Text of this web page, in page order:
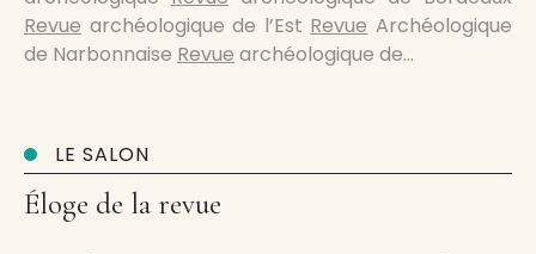
Revue archéologique de l’Est Revue Archéologique
de Narbonnaise Revue archéologique de…
LE SALON
Éloge de la revue